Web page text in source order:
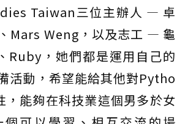
Taiwan三位主辦人 — 卓
Mars Weng，以及志工 — 龜
Ruby，她們都是運用自己的
活動，希望能給其他對Pytho
，能夠在科技業這個男多於女